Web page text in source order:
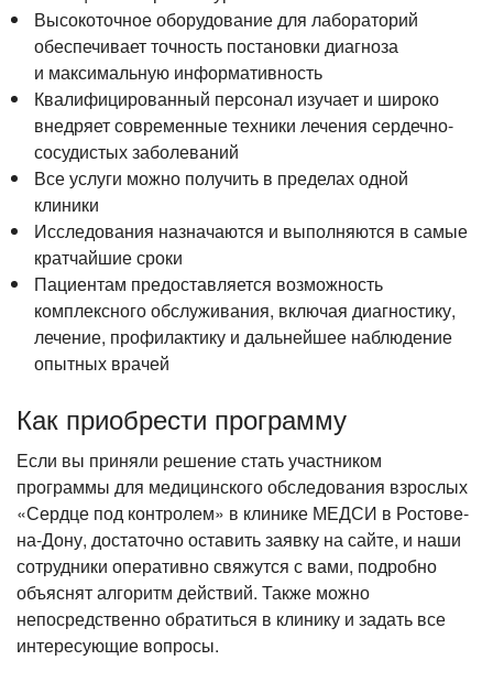
Высокоточное оборудование для лабораторий
обеспечивает точность постановки диагноза
и максимальную информативность
Квалифицированный персонал изучает и широко
внедряет современные техники лечения сердечно-
сосудистых заболеваний
Все услуги можно получить в пределах одной
клиники
Исследования назначаются и выполняются в самые
кратчайшие сроки
Пациентам предоставляется возможность
комплексного обслуживания, включая диагностику,
лечение, профилактику и дальнейшее наблюдение
опытных врачей
Как приобрести программу
Если вы приняли решение стать участником
программы для медицинского обследования взрослых
«Сердце под контролем» в клинике МЕДСИ в Ростове-
на-Дону, достаточно оставить заявку на сайте, и наши
сотрудники оперативно свяжутся с вами, подробно
объяснят алгоритм действий. Также можно
непосредственно обратиться в клинику и задать все
интересующие вопросы.